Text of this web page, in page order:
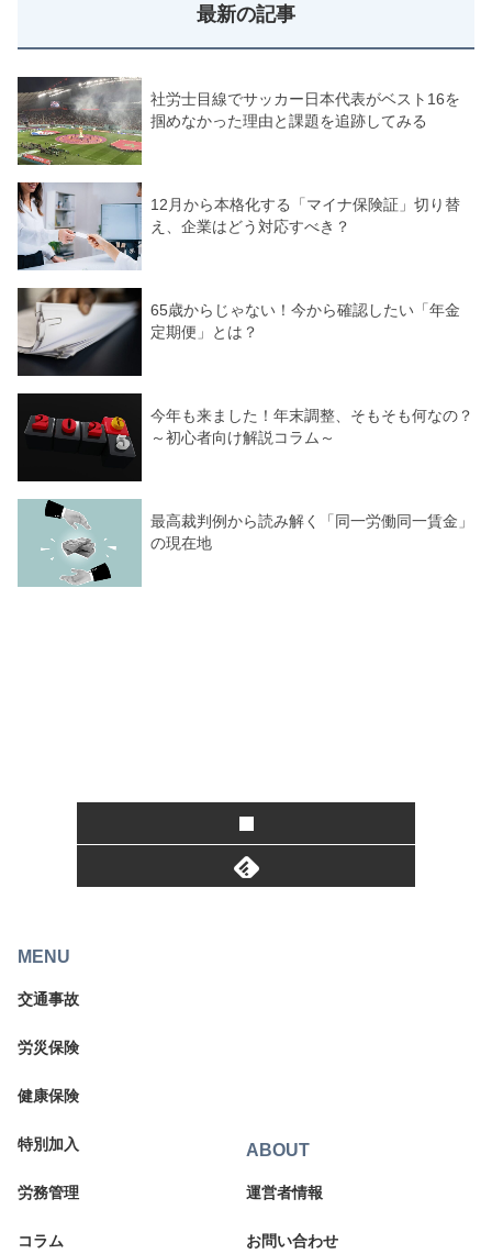
最新の記事
社労士目線でサッカー日本代表がベスト16を
掴めなかった理由と課題を追跡してみる
12月から本格化する「マイナ保険証」切り替
え、企業はどう対応すべき？
65歳からじゃない！今から確認したい「年金
定期便」とは？
今年も来ました！年末調整、そもそも何なの？
～初心者向け解説コラム～
最高裁判例から読み解く「同一労働同一賃金」
の現在地
MENU
交通事故
労災保険
健康保険
特別加入
労務管理
コラム
ABOUT
運営者情報
お問い合わせ